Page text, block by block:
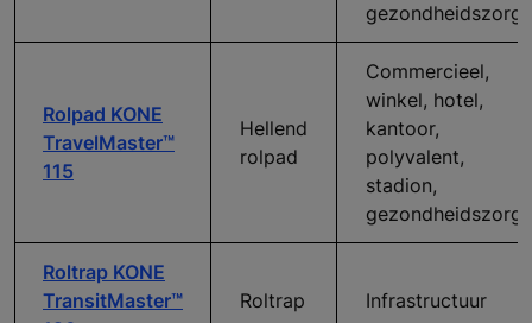
gezondheidszorg
Rolpad KONE
TravelMaster™
115
Hellend
rolpad
Commercieel,
winkel, hotel,
kantoor,
polyvalent,
stadion,
gezondheidszorg
Roltrap KONE
TransitMaster™
Roltrap Infrastructuur